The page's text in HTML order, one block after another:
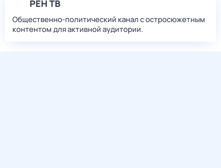
РЕН ТВ
Общественно-политический канал с остросюжетным
контентом для активной аудитории.